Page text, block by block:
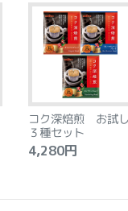
コク深焙煎 お試し
３種セット
4,280円